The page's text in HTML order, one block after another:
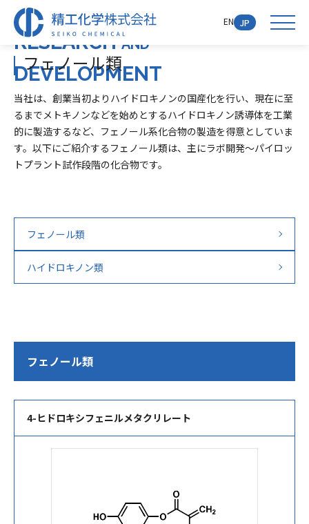
EN JP
研究開発
RESEARCHAND
DEVELOPMENT
フェノール類
当社は、創業当初よりハイドロキノンの国産化を行い、現在に至
るまでメトキノンなどを始めとするハイドロキノン誘導体を工業
的に製造するなど、フェノール系化合物の製造を得意としていま
す。以下にご紹介するフェノール類は、主にラボ開発～パイロッ
トプラント試作段階の化合物です。
フェノール類
ハイドロキノン類
フェノール類
4-ヒドロキシフェニルメタクリレート